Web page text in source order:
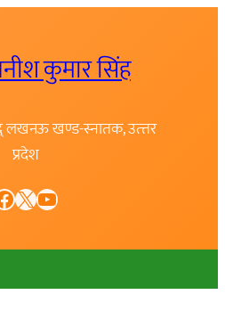
कुमार सिंह
लखनऊ खण्ड-स्नातक, उत्त्तर
प्रदेश
X YouTube